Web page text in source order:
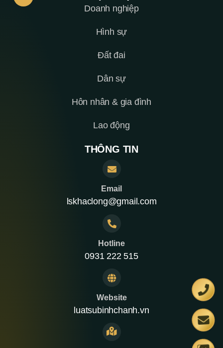
Doanh nghiệp
Hình sự
Đất đai
Dân sự
Hôn nhân & gia đình
Lao động
THÔNG TIN
Email
lskhaclong@gmail.com
Hotline
0931 222 515
Website
luatsubinhchanh.vn